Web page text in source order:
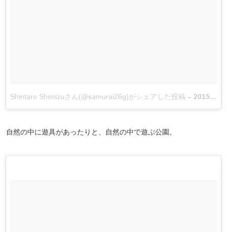
Shintaro Shimizuさん(@samurai26g)がシェアした投稿 – 2015 5月 4 7:51午後 PDT
自然の中に遊具があったりと、自然の中で遊ぶ公園。